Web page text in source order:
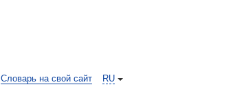
RU
Словарь на свой сайт